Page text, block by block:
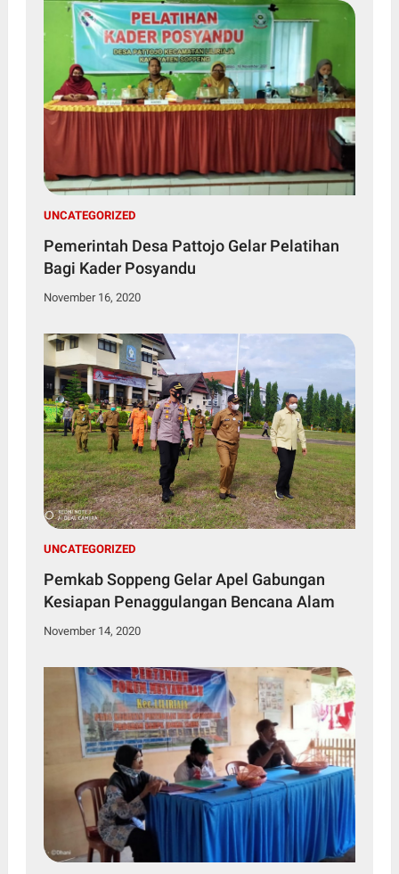
UNCATEGORIZED
Pemerintah Desa Pattojo Gelar Pelatihan
Bagi Kader Posyandu
November 16, 2020
UNCATEGORIZED
Pemkab Soppeng Gelar Apel Gabungan
Kesiapan Penaggulangan Bencana Alam
November 14, 2020